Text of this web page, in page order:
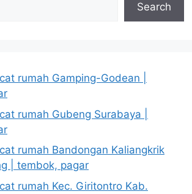
Search
rumah Gamping-Godean |
rumah Gubeng Surabaya |
rumah Bandongan Kaliangkrik
| tembok, pagar
rumah Kec. Giritontro Kab.